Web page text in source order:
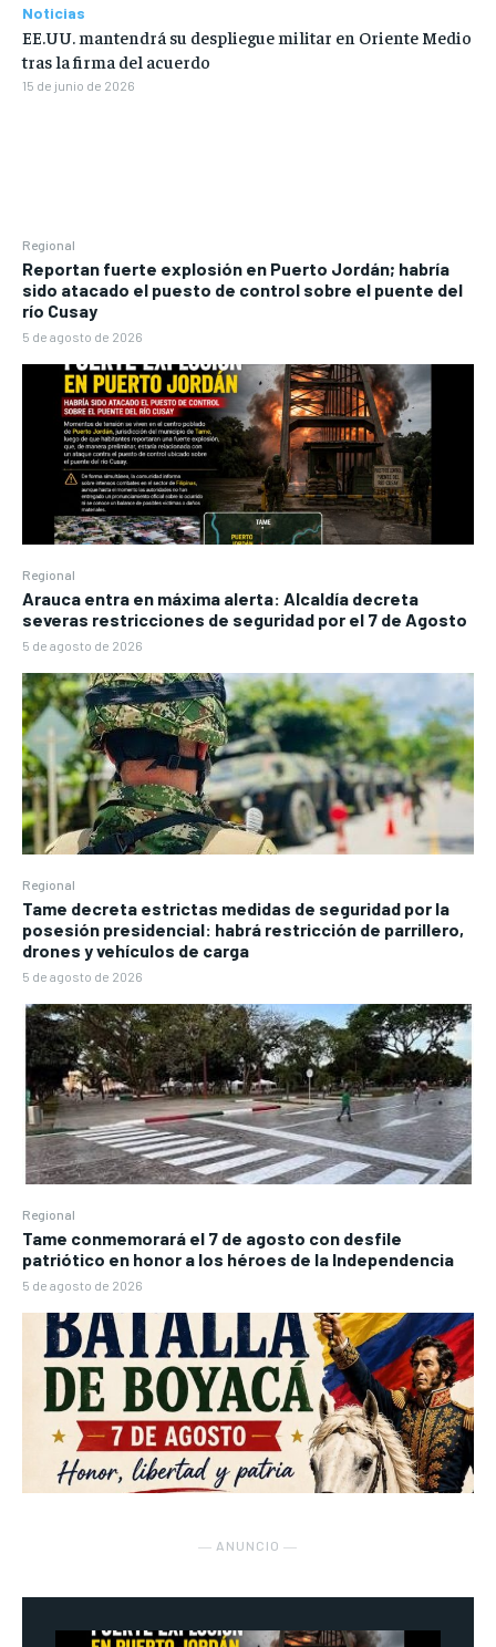
Regional
Reportan fuerte explosión en Puerto Jordán; habría
sido atacado el puesto de control sobre el puente del
río Cusay
5 de agosto de 2026
Regional
Arauca entra en máxima alerta: Alcaldía decreta
severas restricciones de seguridad por el 7 de Agosto
5 de agosto de 2026
Regional
Tame decreta estrictas medidas de seguridad por la
posesión presidencial: habrá restricción de parrillero,
drones y vehículos de carga
5 de agosto de 2026
Regional
Tame conmemorará el 7 de agosto con desfile
patriótico en honor a los héroes de la Independencia
5 de agosto de 2026
― ANUNCIO ―
Noticias
EE.UU. mantendrá su despliegue militar en Oriente Medio
tras la firma del acuerdo
15 de junio de 2026